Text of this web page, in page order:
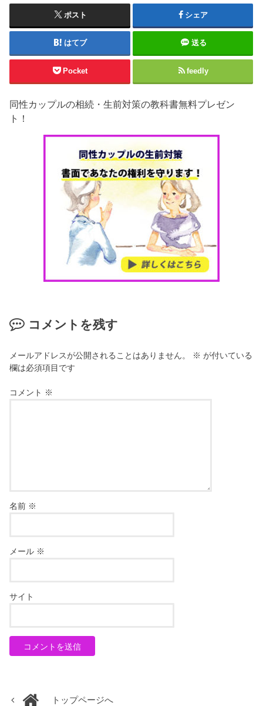
ポスト シェア
はてブ 送る
Pocket feedly
同性カップルの相続・生前対策の教科書無料プレゼン
ト！
コメントを残す
メールアドレスが公開されることはありません。 ※ が付いている
欄は必須項目です
コメント ※
名前 ※
メール ※
サイト
トップページへ